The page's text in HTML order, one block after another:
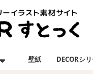
壁紙 DECORシ